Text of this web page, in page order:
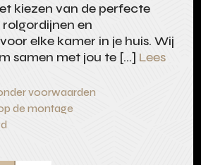
kiezen van de perfecte
en
elke kamer in je huis. Wij
samen met jou te […] Lees
voorwaarden
de montage